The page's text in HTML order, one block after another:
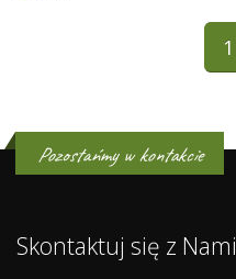
1
Pozostańmy w kontakcie
Skontaktuj się z Nami